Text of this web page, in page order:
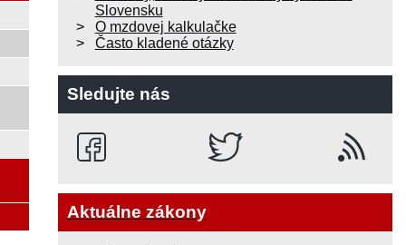
Slovensku
O mzdovej kalkulačke
Často kladené otázky
Sledujte nás
Aktuálne zákony